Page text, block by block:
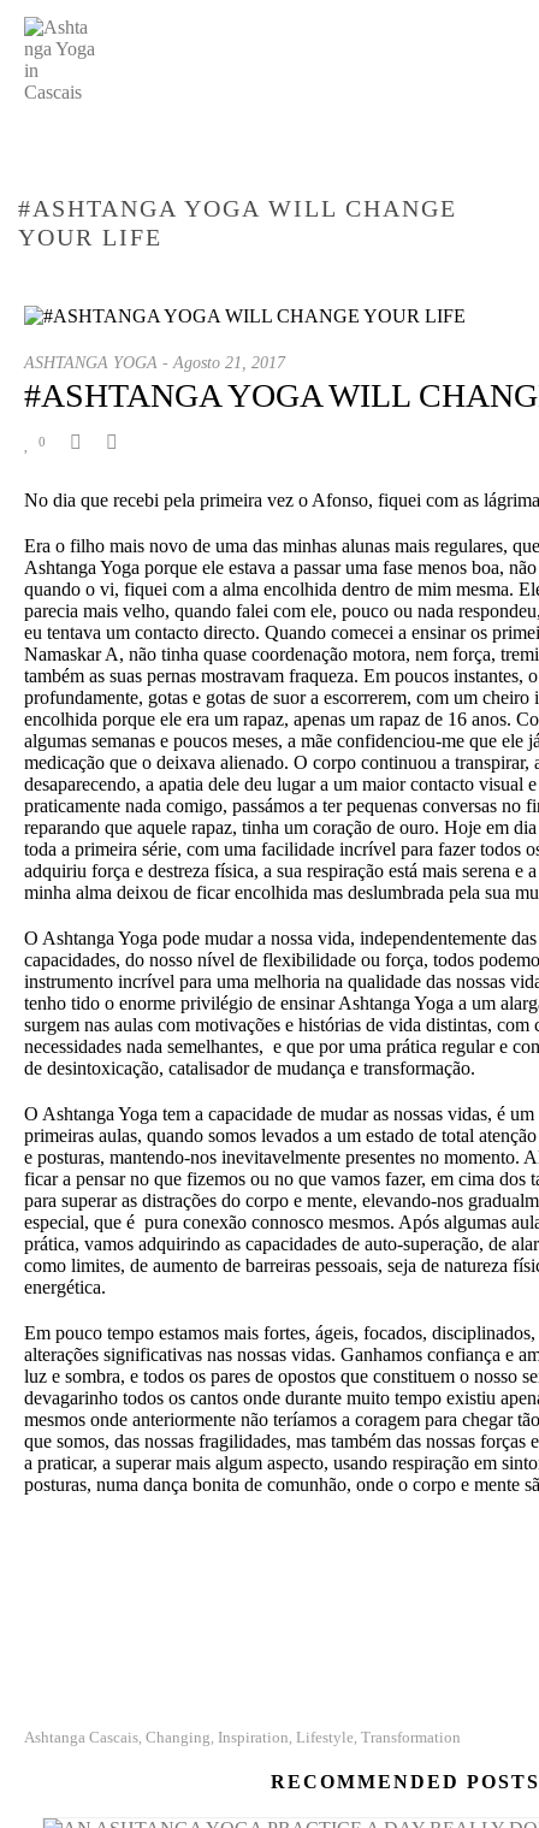
#ASHTANGA YOGA WILL CHANGE
YOUR LIFE
ASHTANGA YOGA -Agosto 21, 2017
#ASHTANGA YOGA WILL
0
No dia que recebi pela primeira vez o Afonso, fiquei com as
Era o filho mais novo de uma das minhas alunas mais regulares,
Ashtanga Yoga porque ele estava a passar uma fase menos boa,
quando o vi, fiquei com a alma encolhida dentro de mim mesma.
parecia mais velho, quando falei com ele, pouco ou nada
eu tentava um contacto directo. Quando comecei a ensinar os
Namaskar A, não tinha quase coordenação motora, nem força,
também as suas pernas mostravam fraqueza. Em poucos instantes,
profundamente, gotas e gotas de suor a escorrerem, com um
encolhida porque ele era um rapaz, apenas um rapaz de 16 anos.
algumas semanas e poucos meses, a mãe confidenciou-me que ele
medicação que o deixava alienado. O corpo continuou a transpirar,
desaparecendo, a apatia dele deu lugar a um maior contacto visual
praticamente nada comigo, passámos a ter pequenas conversas no
reparando que aquele rapaz, tinha um coração de ouro. Hoje em
toda a primeira série, com uma facilidade incrível para fazer todos
adquiriu força e destreza física, a sua respiração está mais serena e
minha alma deixou de ficar encolhida mas deslumbrada pela sua
O Ashtanga Yoga pode mudar a nossa vida, independentemente
capacidades, do nosso nível de flexibilidade ou força, todos
instrumento incrível para uma melhoria na qualidade das nossas
tenho tido o enorme privilégio de ensinar Ashtanga Yoga a um
surgem nas aulas com motivações e histórias de vida distintas, com
necessidades nada semelhantes, e que por uma prática regular e
de desintoxicação, catalisador de mudança e transformação.
O Ashtanga Yoga tem a capacidade de mudar as nossas vidas, é
primeiras aulas, quando somos levados a um estado de total
e posturas, mantendo-nos inevitavelmente presentes no momento.
ficar a pensar no que fizemos ou no que vamos fazer, em cima dos
para superar as distrações do corpo e mente, elevando-nos
especial, que é pura conexão connosco mesmos. Após algumas
prática, vamos adquirindo as capacidades de auto-superação, de
como limites, de aumento de barreiras pessoais, seja de natureza
energética.
Em pouco tempo estamos mais fortes, ágeis, focados, disciplinados,
alterações significativas nas nossas vidas. Ganhamos confiança e
luz e sombra, e todos os pares de opostos que constituem o nosso
devagarinho todos os cantos onde durante muito tempo existiu
mesmos onde anteriormente não teríamos a coragem para chegar
que somos, das nossas fragilidades, mas também das nossas
a praticar, a superar mais algum aspecto, usando respiração em
posturas, numa dança bonita de comunhão, onde o corpo e mente
Ashtanga Cascais Changing Inspiration Lifestyle Transformation
RECOMMENDED POSTS